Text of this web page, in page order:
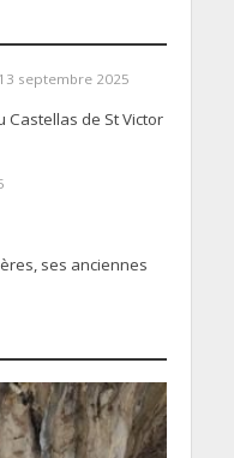
13 septembre 2025
Castellas de St Victor
ses anciennes